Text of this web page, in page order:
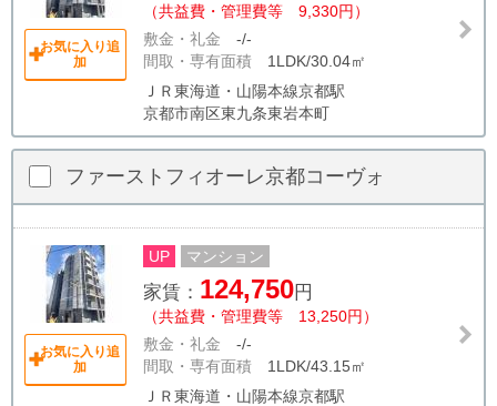
お気に入り追
加
（共益費・管理費等 9,330円）
敷金・礼金 -/-
間取・専有面積 1LDK/30.04㎡
ＪＲ東海道・山陽本線京都駅
京都市南区東九条東岩本町
ファーストフィオーレ京都コーヴォ
お気に入り追
加
UP マンション
家賃： 124,750円
（共益費・管理費等 13,250円）
敷金・礼金 -/-
間取・専有面積 1LDK/43.15㎡
ＪＲ東海道・山陽本線京都駅